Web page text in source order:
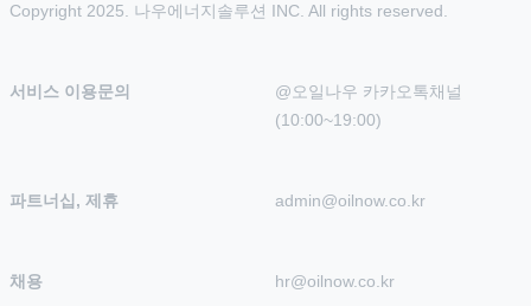
Copyright 2025. 나우에너지솔루션 INC. All rights reserved.
서비스 이용문의
@오일나우 카카오톡채널
(10:00~19:00)
파트너십, 제휴 admin@oilnow.co.kr
채용 hr@oilnow.co.kr